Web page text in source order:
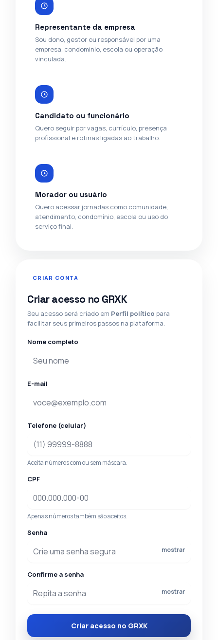
Representante da empresa
Sou dono, gestor ou responsável por uma
empresa, condomínio, escola ou operação
vinculada.
Candidato ou funcionário
Quero seguir por vagas, currículo, presença
profissional e rotinas ligadas ao trabalho.
Morador ou usuário
Quero acessar jornadas como comunidade,
atendimento, condomínio, escola ou uso do
serviço final.
CRIAR CONTA
Criar acesso no GRXK
Seu acesso será criado em Perfil político para
facilitar seus primeiros passos na plataforma.
Nome completo
E-mail
Telefone (celular)
Aceita números com ou sem máscara.
CPF
Apenas números também são aceitos.
Senha
mostrar
Confirme a senha
mostrar
Criar acesso no GRXK